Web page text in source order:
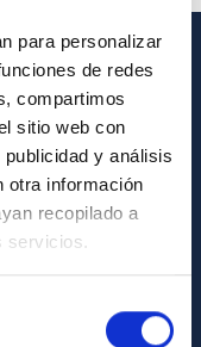
para personalizar
de redes
compartimos
sitio web con
y análisis
otra información
recopilado a
servicios.